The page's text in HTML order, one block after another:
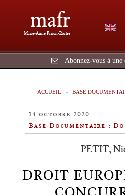
mafr
Marie-Anne Frison-Roche
Abonnez-vous à une
ACCUEIL BASE
14 octobre 2020
Base Documentaire :
PETIT,
DROIT